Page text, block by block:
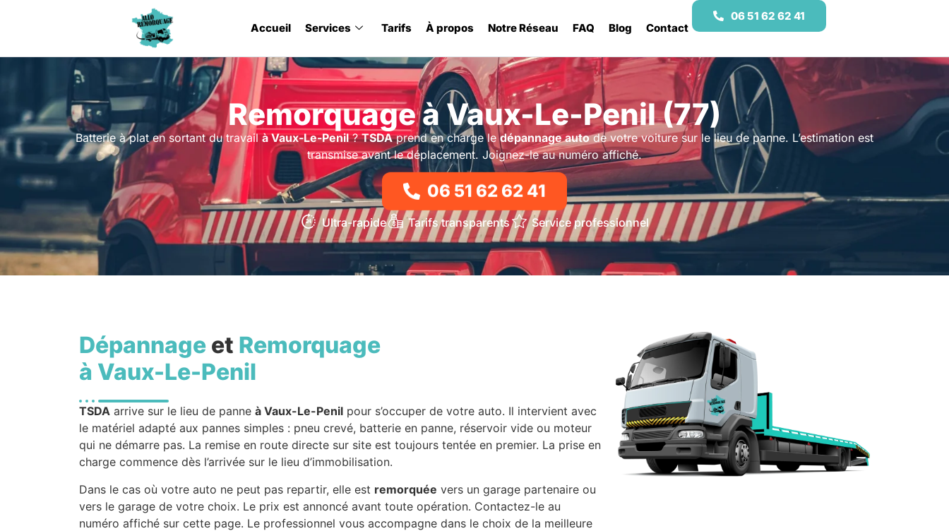
Accueil Services Tarifs À propos Notre Réseau FAQ Blog Contact
06 51 62 62 41
Remorquage à Vaux-Le-Penil (77)
Batterie à plat en sortant du travailà Vaux-Le-Penil?TSDAprend en charge ledépannage autode votre voiture sur le lieu de panne. L’estimation est
transmise avant le déplacement. Joignez-le au numéro affiché.
06 51 62 62 41
Ultra-rapide Tarifs transparents Service professionnel
Dépannage et Remorquage
à Vaux-Le-Penil
TSDA arrive sur le lieu de panne à Vaux-Le-Penil pour s’occuper de votre auto. Il intervient avec
le matériel adapté aux pannes simples : pneu crevé, batterie en panne, réservoir vide ou moteur
qui ne démarre pas. La remise en route directe sur site est toujours tentée en premier. La prise en
charge commence dès l’arrivée sur le lieu d’immobilisation.
Dans le cas où votre auto ne peut pas repartir, elle est remorquée vers un garage partenaire ou
vers le garage de votre choix. Le prix est annoncé avant toute opération. Contactez-le au
numéro affiché sur cette page. Le professionnel vous accompagne dans le choix de la meilleure